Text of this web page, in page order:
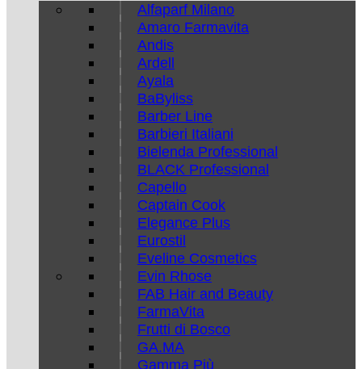
Alfaparf Milano
Amaro Farmavita
Andis
Ardell
Ayala
BaByliss
Barber Line
Barbieri Italiani
Bielenda Professional
BLACK Professional
Capello
Captain Cook
Elegance Plus
Eurostil
Eveline Cosmetics
Evin Rhose
FAB Hair and Beauty
FarmaVita
Frutti di Bosco
GA.MA
Gamma Più